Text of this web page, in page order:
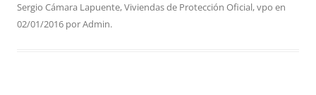
Sergio Cámara Lapuente,Viviendas de Protección Oficial,vpo en
02/01/2016 porAdmin.